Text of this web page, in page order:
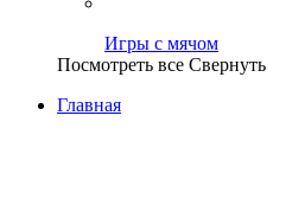
Игры с мячом
Посмотреть все Свернуть
Главная